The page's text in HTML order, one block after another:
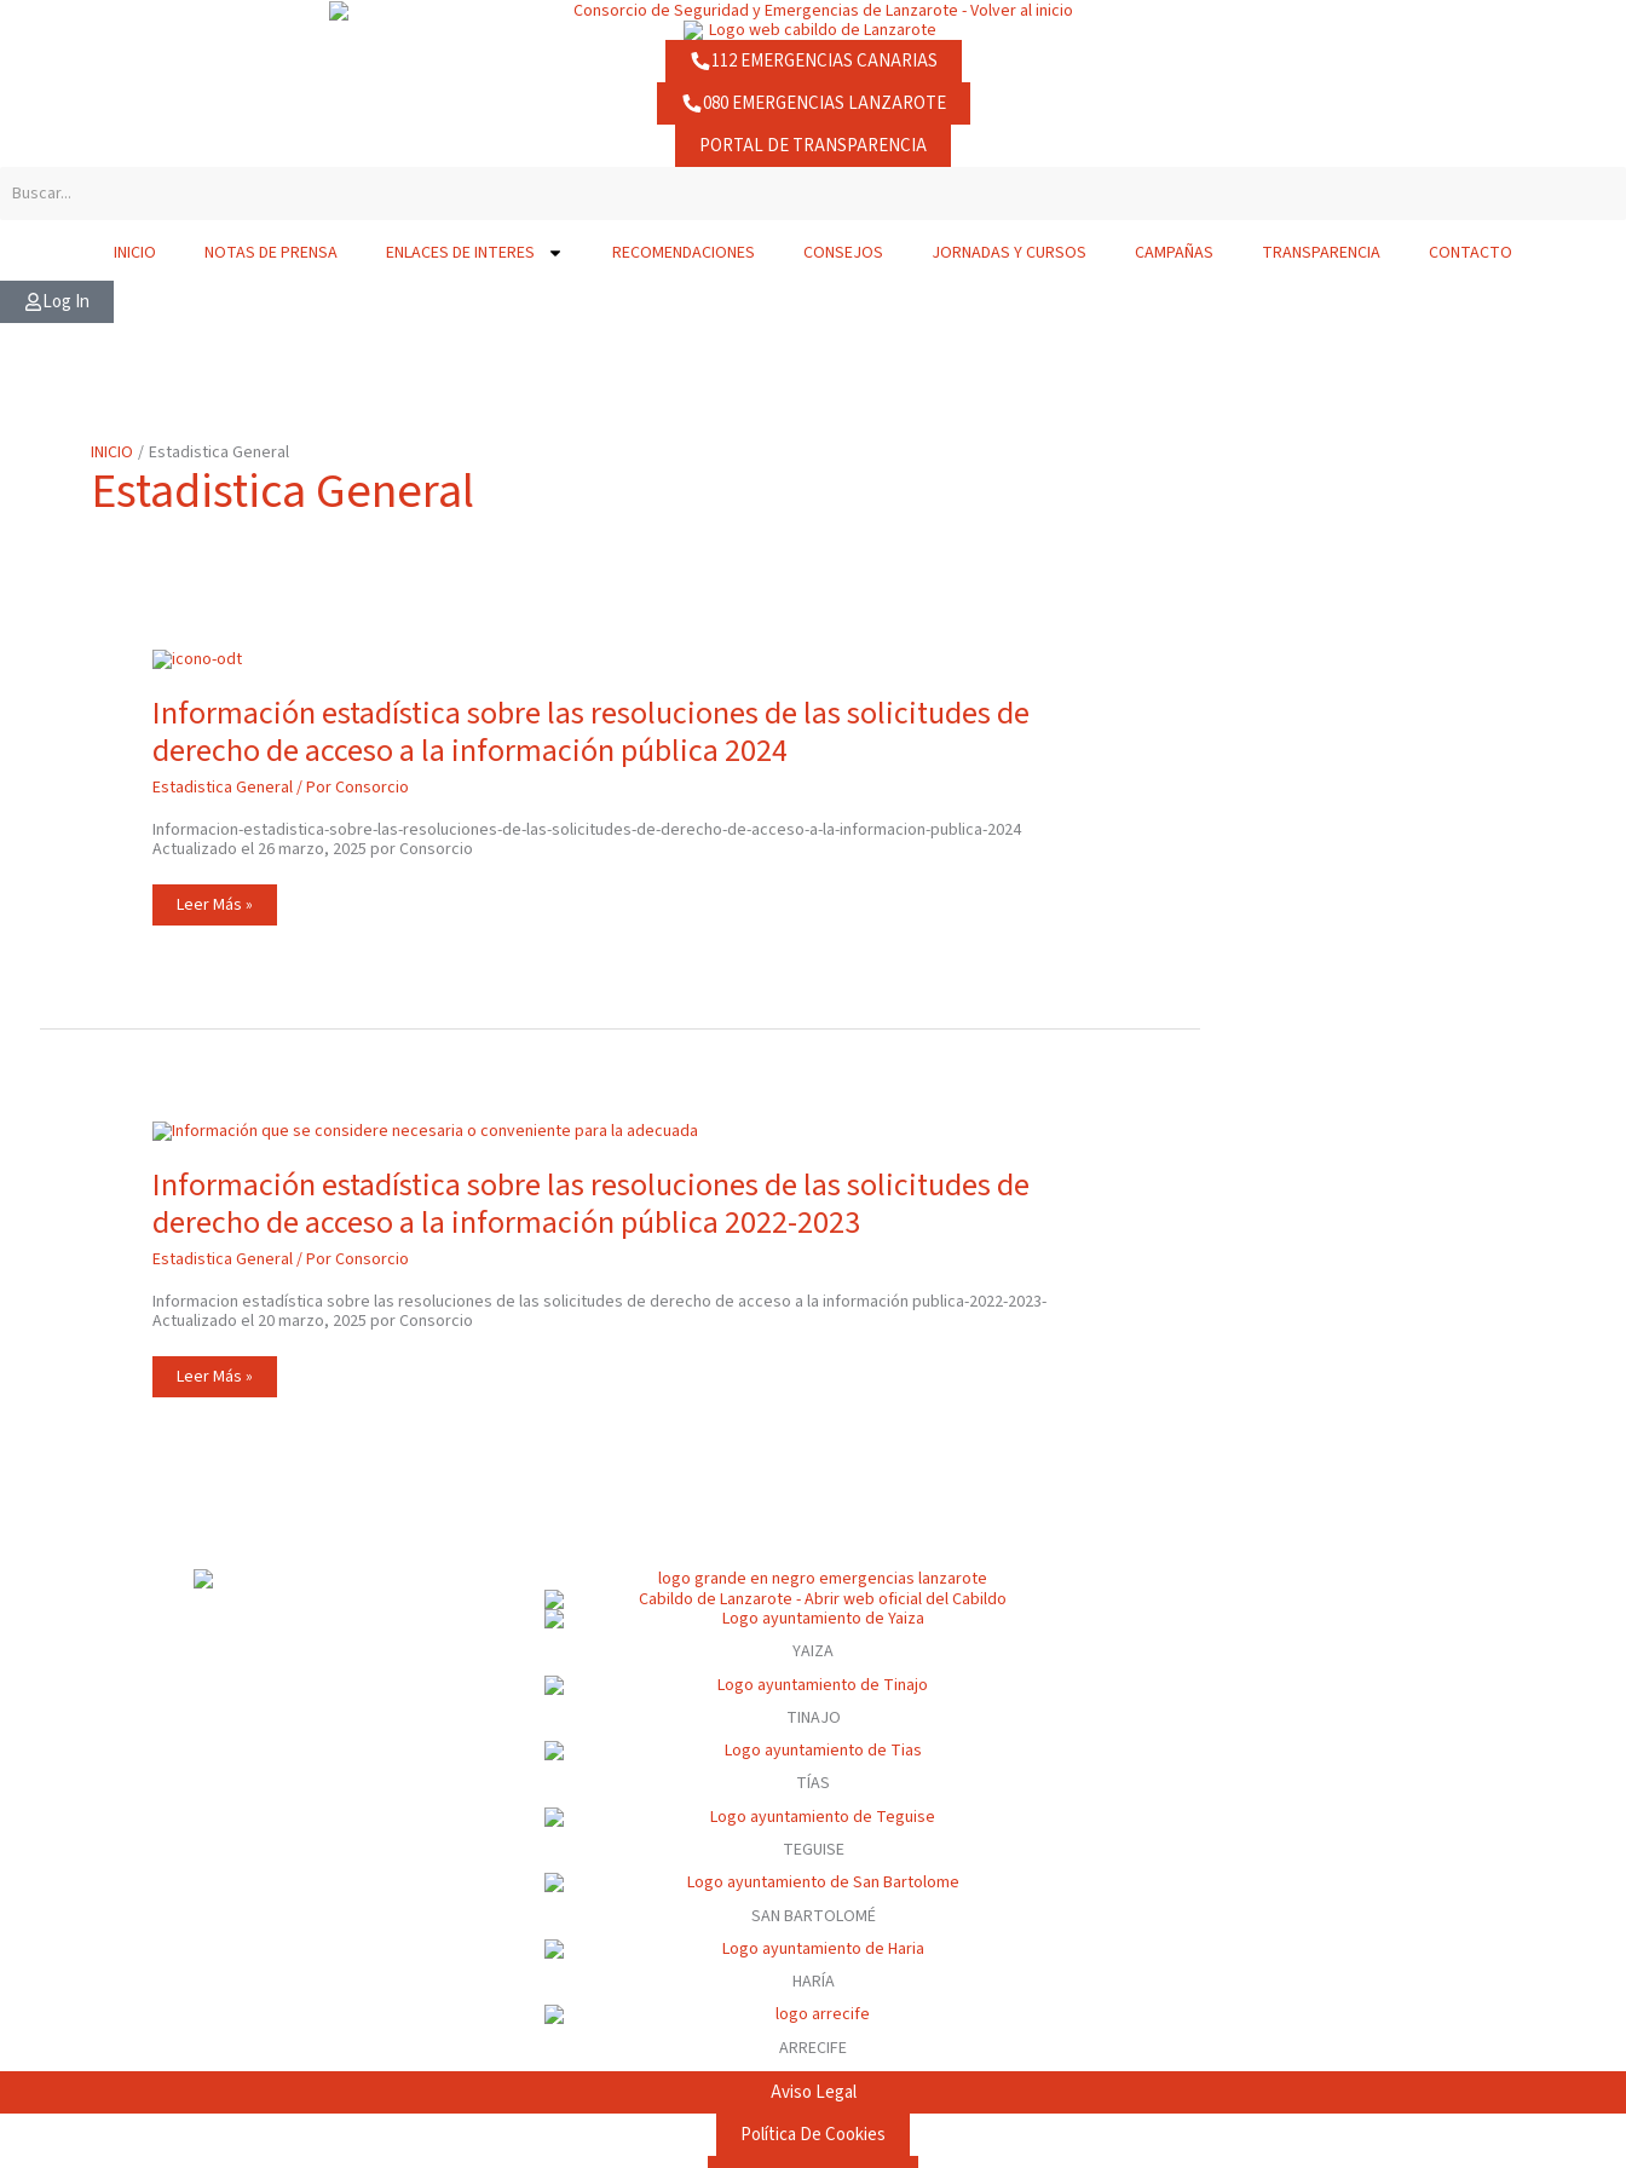
112 EMERGENCIAS CANARIAS
080 EMERGENCIAS LANZAROTE
PORTAL DE TRANSPARENCIA
INICIO NOTAS DE PRENSA ENLACES DE INTERES RECOMENDACIONES CONSEJOS JORNADAS Y CURSOS CAMPAÑAS TRANSPARENCIA CONTACTO
Log In
INICIO Estadistica General
Estadistica General
Información estadística sobre las resoluciones de las solicitudes de
derecho de acceso a la información pública 2024
Estadistica General/ PorConsorcio
Informacion-estadistica-sobre-las-resoluciones-de-las-solicitudes-de-derecho-de-acceso-a-la-informacion-publica-2024
Actualizado el 26 marzo, 2025 por Consorcio
Información
Estadística
Las
Resoluciones
De
Las
De
De
Acceso
A
Información
Pública
2024
Leer Más »
Información estadística sobre las resoluciones de las solicitudes de
derecho de acceso a la información pública 2022-2023
Estadistica General/ PorConsorcio
Informacion estadística sobre las resoluciones de las solicitudes de derecho de acceso a la información publica-2022-2023-
Actualizado el 20 marzo, 2025 por Consorcio
Información
Las
Resoluciones
De
Las
Solicitudes
De
De
Acceso
A
Información
Pública
2022-
Leer Más »
YAIZA
TINAJO
TÍAS
TEGUISE
SAN BARTOLOMÉ
HARÍA
ARRECIFE
Aviso Legal
Política De Cookies